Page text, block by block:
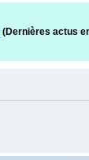
(Dernières actus